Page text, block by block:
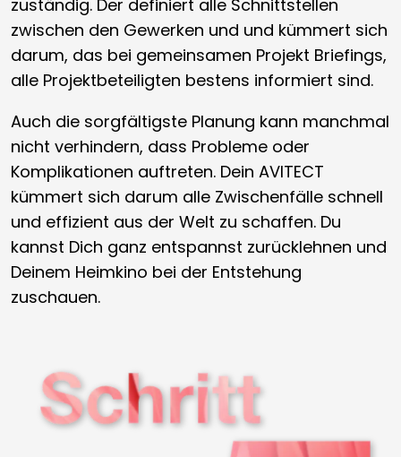
zuständig. Der definiert alle Schnittstellen
zwischen den Gewerken und und kümmert sich
darum, das bei gemeinsamen Projekt Briefings,
alle Projektbeteiligten bestens informiert sind.
Auch die sorgfältigste Planung kann manchmal
nicht verhindern, dass Probleme oder
Komplikationen auftreten. Dein AVITECT
kümmert sich darum alle Zwischenfälle schnell
und effizient aus der Welt zu schaffen. Du
kannst Dich ganz entspannst zurücklehnen und
Deinem Heimkino bei der Entstehung
zuschauen.